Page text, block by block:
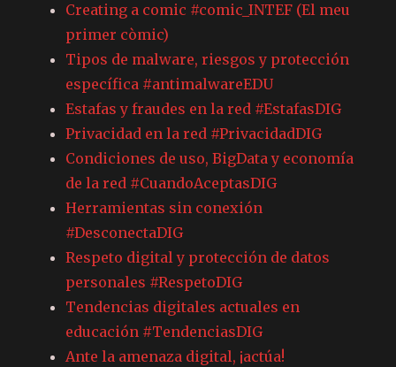
Creating a comic #comic_INTEF (El meu
primer còmic)
Tipos de malware, riesgos y protección
específica #antimalwareEDU
Estafas y fraudes en la red #EstafasDIG
Privacidad en la red #PrivacidadDIG
Condiciones de uso, BigData y economía
de la red #CuandoAceptasDIG
Herramientas sin conexión
#DesconectaDIG
Respeto digital y protección de datos
personales #RespetoDIG
Tendencias digitales actuales en
educación #TendenciasDIG
Ante la amenaza digital, ¡actúa!